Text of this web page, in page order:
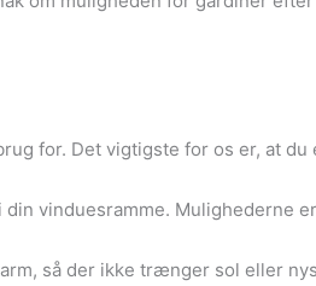
for. Det vigtigste for os er, at
vinduesramme. Mulighederne
så der ikke trænger sol eller